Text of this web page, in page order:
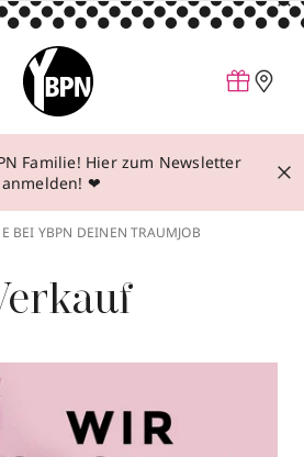
Familie! Hier zum Newsletter
anmelden! ❤
BEI YBPN DEINEN TRAUMJOB